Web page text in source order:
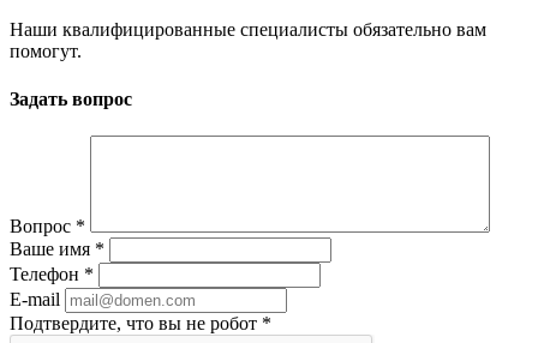
Наши квалифицированные специалисты обязательно вам
помогут.
Задать вопрос
Вопрос *
Ваше имя *
Телефон *
E-mail
Подтвердите, что вы не робот *